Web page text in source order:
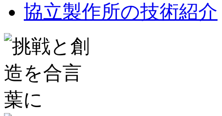
協立製作所の技術紹介